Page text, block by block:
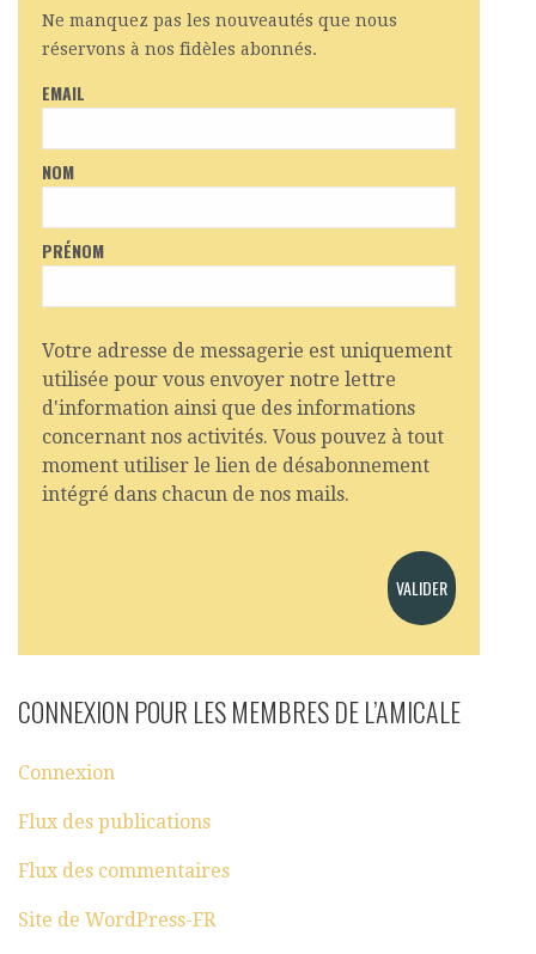
Ne manquez pas les nouveautés que nous
réservons à nos fidèles abonnés.
EMAIL
NOM
PRÉNOM
Votre adresse de messagerie est uniquement
utilisée pour vous envoyer notre lettre
d'information ainsi que des informations
concernant nos activités. Vous pouvez à tout
moment utiliser le lien de désabonnement
intégré dans chacun de nos mails.
CONNEXION POUR LES MEMBRES DE L’AMICALE
Connexion
Flux des publications
Flux des commentaires
Site de WordPress-FR